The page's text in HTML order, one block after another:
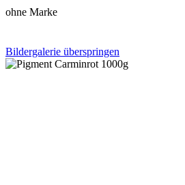
ohne Marke
Bildergalerie überspringen